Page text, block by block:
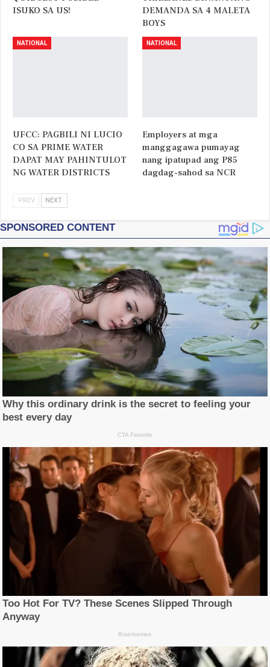
ISUKO SA US!
DEMANDA SA 4 MALETA
BOYS
NATIONAL
UFCC: PAGBILI NI LUCIO
CO SA PRIME WATER
DAPAT MAY PAHINTULOT
NG WATER DISTRICTS
NATIONAL
Employers at mga
manggagawa pumayag
nang ipatupad ang P85
dagdag-sahod sa NCR
PREV NEXT